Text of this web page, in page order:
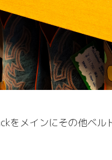
をメインにその他ベ